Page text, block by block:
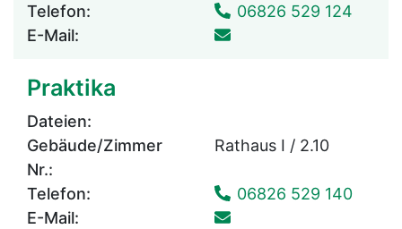
Telefon:
06826 529 124
E-Mail:
Praktika
Dateien:
Gebäude/Zimmer
Nr.:
Rathaus I / 2.10
Telefon:
06826 529 140
E-Mail: